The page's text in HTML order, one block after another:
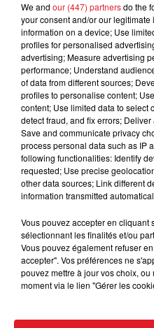
Circulation et
Attention, la circulation
pendant le passage des
rappellent nos confrères
stationnement sera
un certain nombre de
A Saint-Omer, cela
Omer), la D 928 (route de
Haut-Pont, la place
boulevard de Strasbourg,
Clemenceau et la route
concernées à
Ce mardi, la circulation et
We and our (447) partnersdo the
your consent and/or our
information on a device; Use
profiles for personalised
advertising; Measure advertising
performance; Understand
of data from different sources;
profiles to personalise content;
content; Use limited data to select
detect fraud, and fix errors;
Save and communicate privacy
process personal data such as IP
following functionalities: Identify
requested; Use precise
other data sources; Link different
information transmitted
Vous pouvez accepter en cliquant
sélectionnant les finalités et/ou
Vous pouvez également refuser
accepter". Vos préférences ne
pouvez mettre à jour vos choix,
moment via le lien "Gérer les